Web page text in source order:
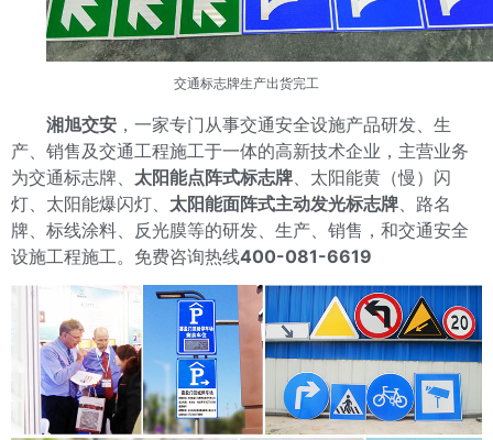
交通标志牌生产出货完工
湘旭交安 ，一家专门从事交通安全设施产品研发、生
产、销售及交通工程施工于一体的高新技术企业，主营业务
为交通标志牌、 太阳能点阵式标志牌 、太阳能黄（慢）闪
灯、太阳能爆闪灯、 太阳能面阵式主动发光标志牌 、路名
牌、标线涂料、反光膜等的研发、生产、销售，和交通安全
设施工程施工。免费咨询热线400-081-6619